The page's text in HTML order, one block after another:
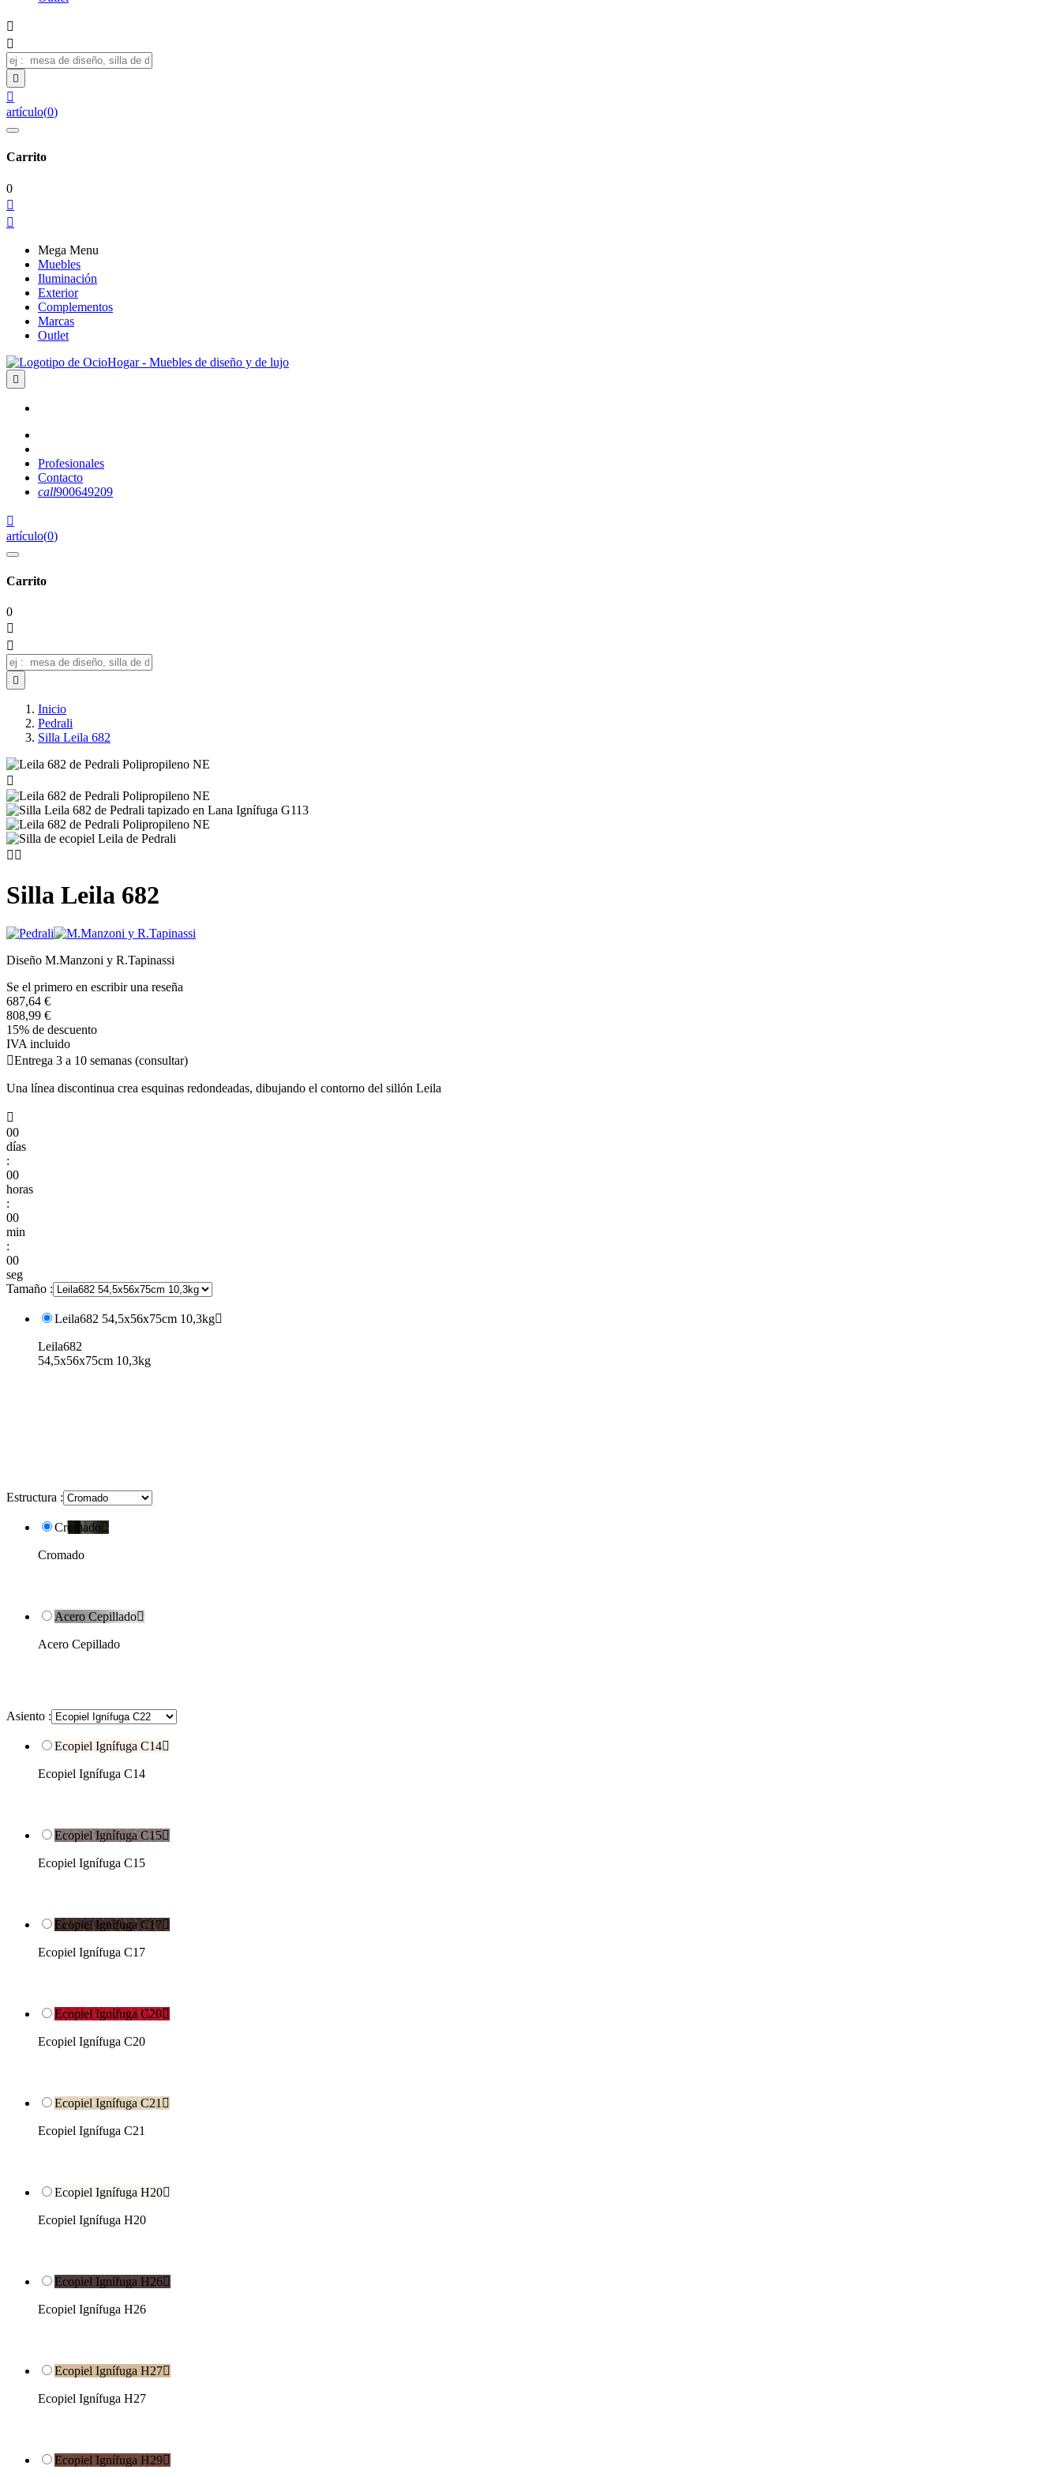




artículo(0)
Carrito
0


Mega Menu
Muebles
Iluminación
Exterior
Complementos
Marcas
Outlet

Profesionales
Contacto
call900649209

artículo(0)
Carrito
0



Inicio
Pedrali
Silla Leila 682

 
Silla Leila 682
Diseño M.Manzoni y R.Tapinassi
Se el primero en escribir una reseña
687,64 €
808,99 €
15% de descuento
IVA incluido
Entrega 3 a 10 semanas (consultar)
Una línea discontinua crea esquinas redondeadas, dibujando el contorno del sillón Leila

00
días
:
00
horas
:
00
min
:
00
seg
Tamaño :
Leila682 54,5x56x75cm 10,3kg
Leila682
54,5x56x75cm 10,3kg
Estructura :
Cromado 
Cromado
Acero Cepillado
Acero Cepillado
Asiento :
Ecopiel Ignífuga C14
Ecopiel Ignífuga C14
Ecopiel Ignífuga C15
Ecopiel Ignífuga C15
Ecopiel Ignífuga C17
Ecopiel Ignífuga C17
Ecopiel Ignífuga C20
Ecopiel Ignífuga C20
Ecopiel Ignífuga C21 
Ecopiel Ignífuga C21
Ecopiel Ignífuga H20
Ecopiel Ignífuga H20
Ecopiel Ignífuga H26
Ecopiel Ignífuga H26
Ecopiel Ignífuga H27
Ecopiel Ignífuga H27
Ecopiel Ignífuga H29